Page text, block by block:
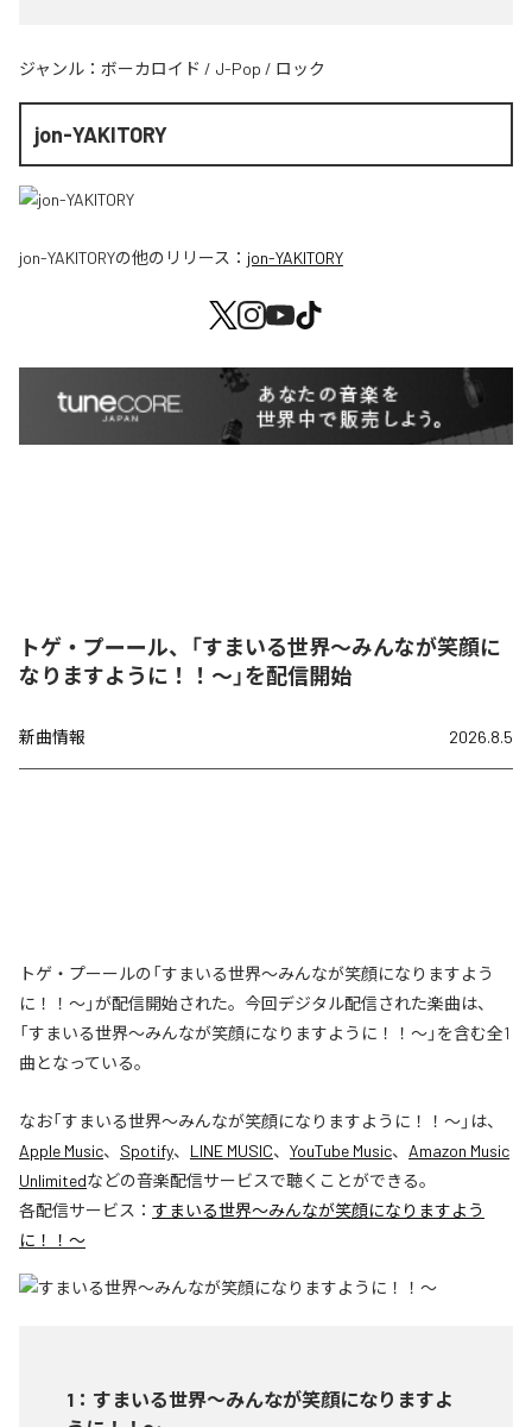
ジャンル： ボーカロイド / J-Pop / ロック
jon-YAKITORY
jon-YAKITORYの他のリリース： jon-YAKITORY
トゲ・プーール、「すまいる世界〜みんなが笑顔に
なりますように！！〜」を配信開始
新曲情報 2026.8.5
トゲ・プーールの「すまいる世界〜みんなが笑顔になりますよう
に！！〜」が配信開始された。今回デジタル配信された楽曲は、
「すまいる世界〜みんなが笑顔になりますように！！〜」を含む全1
曲となっている。
なお「すまいる世界〜みんなが笑顔になりますように！！〜」は、
Apple Music、 Spotify、 LINE MUSIC、 YouTube Music、 Amazon Music
Unlimitedなどの音楽配信サービスで聴くことができる。
各配信サービス： すまいる世界〜みんなが笑顔になりますよう
に！！〜
1 ： すまいる世界〜みんなが笑顔になりますよ